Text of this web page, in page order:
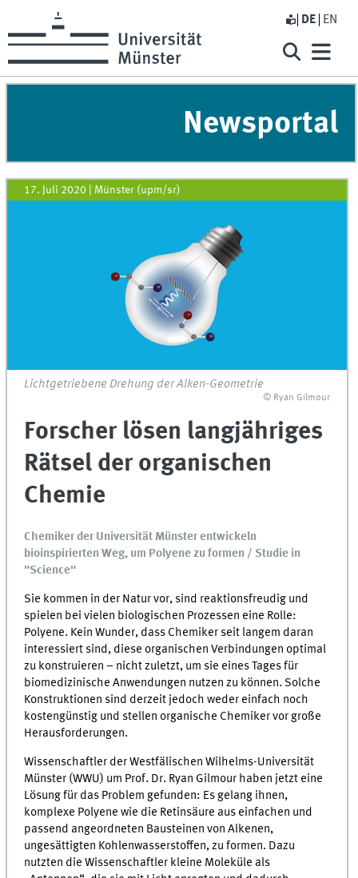
DE EN
Newsportal
17. Juli 2020 Münster (upm/sr)
Lichtgetriebene Drehung der Alken-Geometrie
© Ryan Gilmour
Forscher lösen langjähriges
Rätsel der organischen
Chemie
Chemiker der Universität Münster entwickeln
bioinspirierten Weg, um Polyene zu formen / Studie in
"Science"
Sie kommen in der Natur vor, sind reaktionsfreudig und
spielen bei vielen biologischen Prozessen eine Rolle:
Polyene. Kein Wunder, dass Chemiker seit langem daran
interessiert sind, diese organischen Verbindungen optimal
zu konstruieren – nicht zuletzt, um sie eines Tages für
biomedizinische Anwendungen nutzen zu können. Solche
Konstruktionen sind derzeit jedoch weder einfach noch
kostengünstig und stellen organische Chemiker vor große
Herausforderungen.
Wissenschaftler der Westfälischen Wilhelms-Universität
Münster (WWU) um Prof. Dr. Ryan Gilmour haben jetzt eine
Lösung für das Problem gefunden: Es gelang ihnen,
komplexe Polyene wie die Retinsäure aus einfachen und
passend angeordneten Bausteinen von Alkenen,
ungesättigten Kohlenwasserstoffen, zu formen. Dazu
nutzten die Wissenschaftler kleine Moleküle als